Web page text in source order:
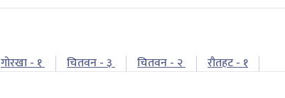
गोरखा - १ चितवन - ३ चितवन - २ रौतहट - १